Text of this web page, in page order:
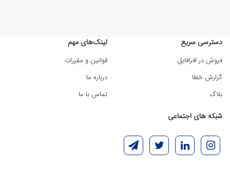
دسترسی سریع
فروش در افرافایل
گزارش خطا
بلاگ
لینک‌های مهم
قوانین و مقررات
درباره ما
تماس با ما
شبکه های اجتماعی